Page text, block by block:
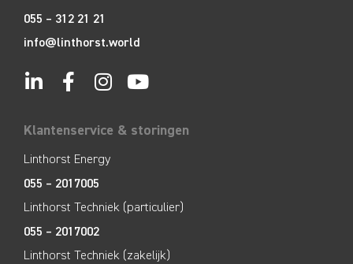
055 – 312 21 21
info@linthorst.world
Klantenservice & storingen
Linthorst Energy
055 – 2017005
Linthorst Techniek (particulier)
055 – 2017002
Linthorst Techniek (zakelijk)